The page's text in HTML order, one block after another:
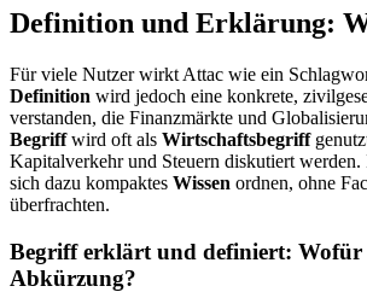
Definition und Erklärung:
Für viele Nutzer wirkt Attac wie ein
Definition wird jedoch eine konkrete,
verstanden, die Finanzmärkte und
Begriffwird oft als Wirtschaftsbegriff
Kapitalverkehr und Steuern diskutiert werden.
sich dazu kompaktes Wissen ordnen, ohne
überfrachten.
Begriff erklärt und definiert: Wofür
Abkürzung?